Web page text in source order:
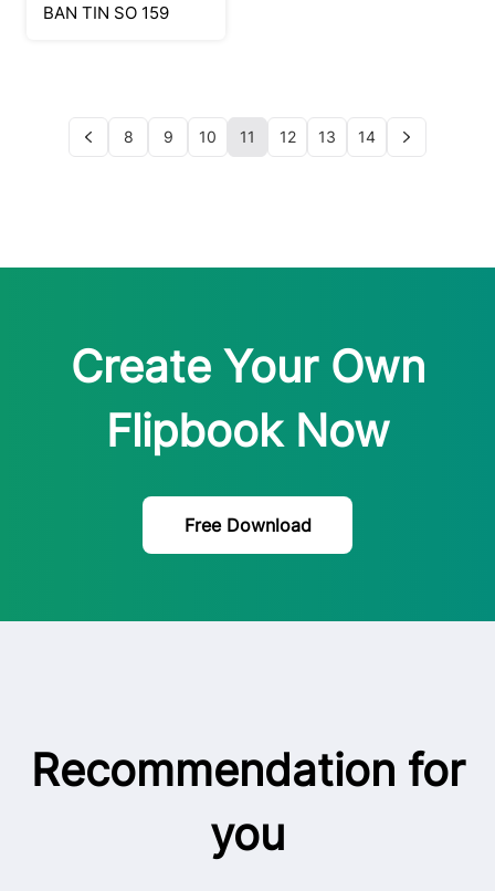
BAN TIN SO 159
8 9 10 11 12 13 14
Create Your Own
Flipbook Now
Free Download
Recommendation for
you